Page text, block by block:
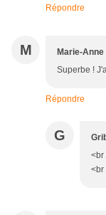
Répondre
M Marie-Anne
Superbe !
Répondre
G
<br
<br